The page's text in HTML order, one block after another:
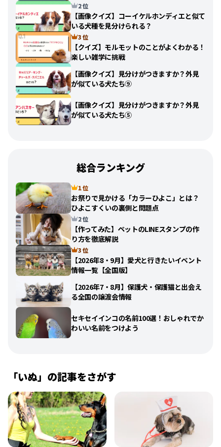
2 位
【画像クイズ】コーイケルホンディエと似て
いる犬種を見分けられる？
3 位
【クイズ】モルモットのことがよくわかる！
楽しい雑学に挑戦
【画像クイズ】見分けがつきますか？外見
が似ている犬たち⑨
【画像クイズ】見分けがつきますか？外見
が似ている犬たち⑤
総合ランキング
1 位
お祭りで見かける「カラーひよこ」とは？
ひよこすくいの裏側と問題点
2 位
【作ってみた】ペットのLINEスタンプの作
り方を徹底解説
3 位
【2026年8・9月】愛犬と行きたいイベント
情報一覧【全国版】
【2026年7・8月】保護犬・保護猫と出会え
る全国の譲渡会情報
セキセイインコの名前100選！おしゃれでか
わいい名前をつけよう
「いぬ」の記事をさがす